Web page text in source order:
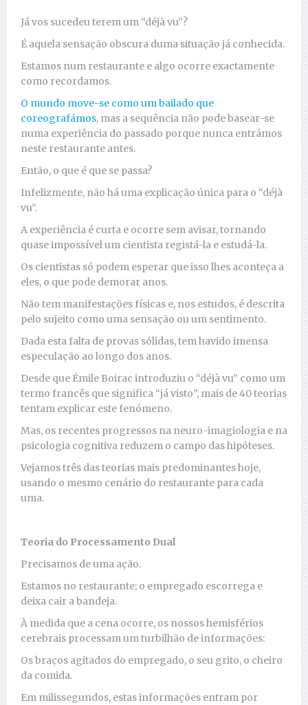
Já vos sucedeu terem um “déjà vu”?
É aquela sensação obscura duma situação já conhecida.
Estamos num restaurante e algo ocorre exactamente
como recordamos.
O mundo move-se como um bailado que
coreografámos, mas a sequência não pode basear-se
numa experiência do passado porque nunca entrámos
neste restaurante antes.
Então, o que é que se passa?
Infelizmente, não há uma explicação única para o “déjà
vu”.
A experiência é curta e ocorre sem avisar, tornando
quase impossível um cientista registá-la e estudá-la.
Os cientistas só podem esperar que isso lhes aconteça a
eles, o que pode demorar anos.
Não tem manifestações físicas e, nos estudos, é descrita
pelo sujeito como uma sensação ou um sentimento.
Dada esta falta de provas sólidas, tem havido imensa
especulação ao longo dos anos.
Desde que Émile Boirac introduziu o “déjà vu” como um
termo francês que significa “já visto”, mais de 40 teorias
tentam explicar este fenómeno.
Mas, os recentes progressos na neuro-imagiologia e na
psicologia cognitiva reduzem o campo das hipóteses.
Vejamos três das teorias mais predominantes hoje,
usando o mesmo cenário do restaurante para cada
uma.
Teoria do Processamento Dual
Precisamos de uma ação.
Estamos no restaurante; o empregado escorrega e
deixa cair a bandeja.
À medida que a cena ocorre, os nossos hemisférios
cerebrais processam um turbilhão de informações:
Os braços agitados do empregado, o seu grito, o cheiro
da comida.
Em milissegundos, estas informações entram por